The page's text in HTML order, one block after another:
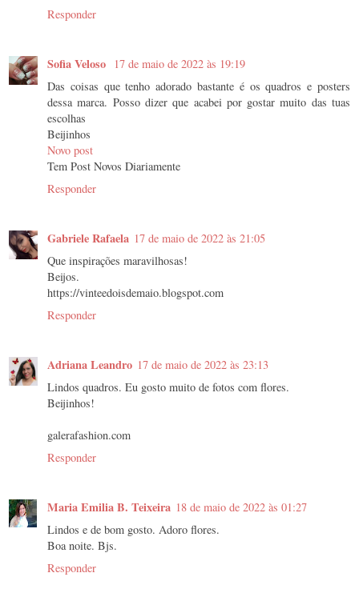
Responder
Sofia Veloso
17 de maio de 2022 às 19:19
Das coisas que tenho adorado bastante é os quadros e posters
dessa marca. Posso dizer que acabei por gostar muito das tuas
escolhas
Beijinhos
Novo post
Tem Post Novos Diariamente
Responder
Gabriele Rafaela 17 de maio de 2022 às 21:05
Que inspirações maravilhosas!
Beijos.
https://vinteedoisdemaio.blogspot.com
Responder
Adriana Leandro 17 de maio de 2022 às 23:13
Lindos quadros. Eu gosto muito de fotos com flores.
Beijinhos!
galerafashion.com
Responder
Maria Emilia B. Teixeira 18 de maio de 2022 às 01:27
Lindos e de bom gosto. Adoro flores.
Boa noite. Bjs.
Responder